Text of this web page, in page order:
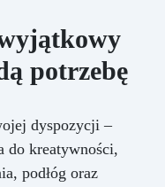
potrzebę
dyspozycji –
do kreatywności,
podłóg oraz